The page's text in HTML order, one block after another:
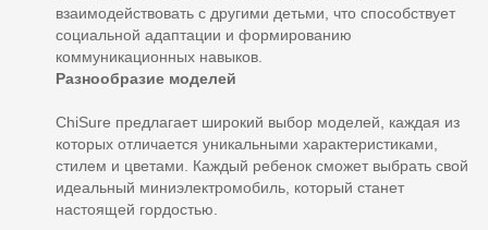
взаимодействовать с другими детьми, что способствует
социальной адаптации и формированию
коммуникационных навыков.
Разнообразие моделей
ChiSure предлагает широкий выбор моделей, каждая из
которых отличается уникальными характеристиками,
стилем и цветами. Каждый ребенок сможет выбрать свой
идеальный миниэлектромобиль, который станет
настоящей гордостью.